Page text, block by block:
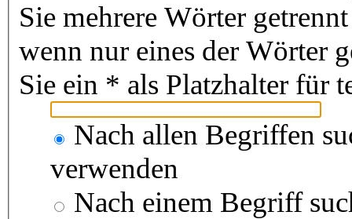
Sie mehrere Wörter
wenn nur eines der Wörter
Sie ein * als Platzhalter für
Nach allen Begriffen
verwenden
Nach einem Begriff